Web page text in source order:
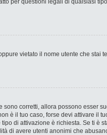
per questioni legali di qualsiasi
vietato il nome utente che
corretti, allora possono esser
è il tuo caso, forse devi attivare il
di attivazione è richiesta. Se ti
di avere utenti anonimi che